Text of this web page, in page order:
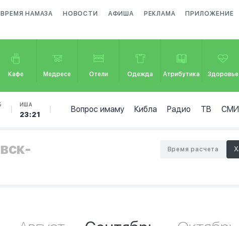
ВРЕМЯ НАМАЗА НОВОСТИ АФИША РЕКЛАМА ПРИЛОЖЕНИЕ
Кафе Медресе Отели Одежда Атрибутика Здоровье
ИША
23:21
Вопрос имаму Кибла Радио ТВ СМИ
Время расчета